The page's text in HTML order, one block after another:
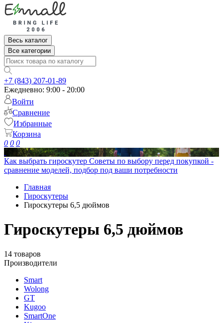
Весь каталог
Все категории
+7 (843) 207-01-89
Ежедневно: 9:00 - 20:00
Войти
Сравнение
Избранные
Корзина
0 0 0
Как выбрать гироскутер Советы по выбору перед покупкой -
сравнение моделей, подбор под ваши потребности
Главная
Гироскутеры
Гироскутеры 6,5 дюймов
Гироскутеры 6,5 дюймов
14 товаров
Производители
Smart
Wolong
GT
Kugoo
SmartOne